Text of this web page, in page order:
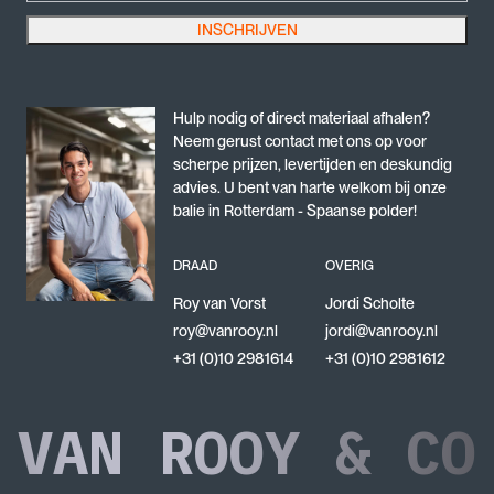
profiteer van de hoogwaardige kwaliteit en de
veelzijdigheid die deze producten te bieden hebben. Met
Dit veld is bedoeld voor validatiedoeleinden en moet niet worden gewijzigd.
INSCHRIJVEN
Hulp nodig of direct materiaal afhalen?
Neem gerust contact met ons op voor
scherpe prijzen, levertijden en deskundig
advies. U bent van harte welkom bij onze
balie in Rotterdam - Spaanse polder!
DRAAD
Roy van Vorst
roy@vanrooy.nl
+31 (0)10 2981614
OVERIG
Jordi Scholte
jordi@vanrooy.nl
+31 (0)10 2981612
VAN ROOY & CO